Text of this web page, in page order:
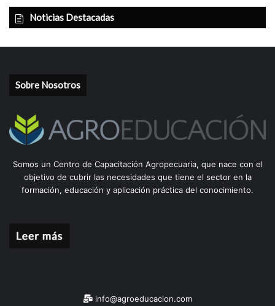
Noticias Destacadas
Sobre Nosotros
Somos un Centro de Capacitación Agropecuaria, que nace con el
objetivo de cubrir las necesidades que tiene el sector en la
formación, educación y aplicación práctica del conocimiento.
info@agroeducacion.com